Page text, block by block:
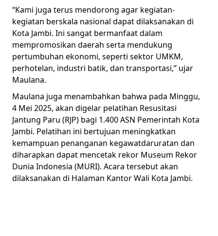
“Kami juga terus mendorong agar kegiatan-
kegiatan berskala nasional dapat dilaksanakan di
Kota Jambi. Ini sangat bermanfaat dalam
mempromosikan daerah serta mendukung
pertumbuhan ekonomi, seperti sektor UMKM,
perhotelan, industri batik, dan transportasi,” ujar
Maulana.
Maulana juga menambahkan bahwa pada Minggu,
4 Mei 2025, akan digelar pelatihan Resusitasi
Jantung Paru (RJP) bagi 1.400 ASN Pemerintah Kota
Jambi. Pelatihan ini bertujuan meningkatkan
kemampuan penanganan kegawatdaruratan dan
diharapkan dapat mencetak rekor Museum Rekor
Dunia Indonesia (MURI). Acara tersebut akan
dilaksanakan di Halaman Kantor Wali Kota Jambi.